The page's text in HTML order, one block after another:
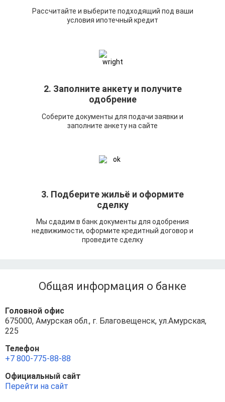
Рассчитайте и выберите подходящий под ваши
условия ипотечный кредит
2. Заполните анкету и получите
одобрение
Соберите документы для подачи заявки и
заполните анкету на сайте
3. Подберите жильё и оформите
сделку
Мы сдадим в банк документы для одобрения
недвижимости, оформите кредитный договор и
проведите сделку
Общая информация о банке
Головной офис
675000, Амурская обл., г. Благовещенск, ул.Амурская,
225
Телефон
+7 800-775-88-88
Официальный сайт
Перейти на сайт